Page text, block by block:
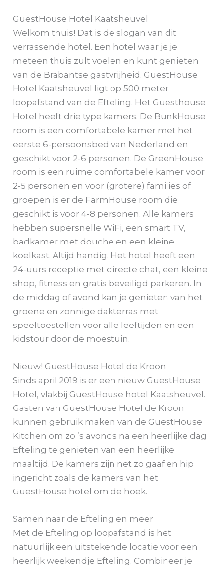
GuestHouse Hotel Kaatsheuvel
Welkom thuis! Dat is de slogan van dit
verrassende hotel. Een hotel waar je je
meteen thuis zult voelen en kunt genieten
van de Brabantse gastvrijheid. GuestHouse
Hotel Kaatsheuvel ligt op 500 meter
loopafstand van de Efteling. Het Guesthouse
Hotel heeft drie type kamers. De BunkHouse
room is een comfortabele kamer met het
eerste 6-persoonsbed van Nederland en
geschikt voor 2-6 personen. De GreenHouse
room is een ruime comfortabele kamer voor
2-5 personen en voor (grotere) families of
groepen is er de FarmHouse room die
geschikt is voor 4-8 personen. Alle kamers
hebben supersnelle WiFi, een smart TV,
badkamer met douche en een kleine
koelkast. Altijd handig. Het hotel heeft een
24-uurs receptie met directe chat, een kleine
shop, fitness en gratis beveiligd parkeren. In
de middag of avond kan je genieten van het
groene en zonnige dakterras met
speeltoestellen voor alle leeftijden en een
kidstour door de moestuin.
Nieuw! GuestHouse Hotel de Kroon
Sinds april 2019 is er een nieuw GuestHouse
Hotel, vlakbij GuestHouse hotel Kaatsheuvel.
Gasten van GuestHouse Hotel de Kroon
kunnen gebruik maken van de GuestHouse
Kitchen om zo ’s avonds na een heerlijke dag
Efteling te genieten van een heerlijke
maaltijd. De kamers zijn net zo gaaf en hip
ingericht zoals de kamers van het
GuestHouse hotel om de hoek.
Samen naar de Efteling en meer
Met de Efteling op loopafstand is het
natuurlijk een uitstekende locatie voor een
heerlijk weekendje Efteling. Combineer je